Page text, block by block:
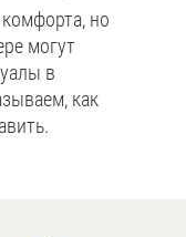
но
могут
в
как